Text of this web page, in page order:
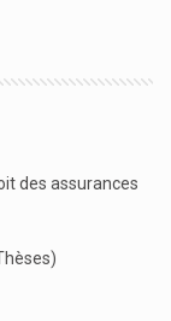
des assurances